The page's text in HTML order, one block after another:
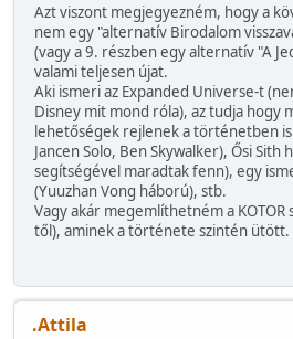
Azt viszont megjegyezném, hogy a
nem egy "alternatív Birodalom
(vagy a 9. részben egy alternatív "A
valami teljesen újat.
Aki ismeri az Expanded Universe-t
Disney mit mond róla), az tudja hogy
lehetőségek rejlenek a történetben
Jancen Solo, Ben Skywalker), Ősi Sith
segítségével maradtak fenn), egy
(Yuuzhan Vong háború), stb.
Vagy akár megemlíthetném a KOTOR
től), aminek a története szintén ütött.
.Attila